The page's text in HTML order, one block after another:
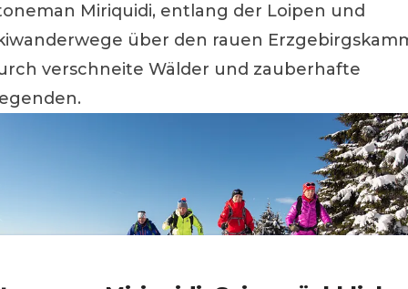
Miriquidi, entlang der Loipen und
über den rauen
verschneite Wälder und zauberhafte